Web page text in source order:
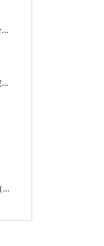
全国首票进境动物源性生物材料联合监管试点在锡落地
屡教不改！终生禁驾人员驾车上路被依法严惩
2026年港澳青少年遇“舰”军营活动（湛江）开营